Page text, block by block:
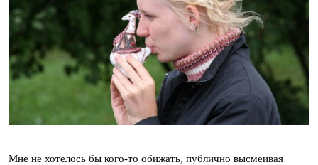
Мне не хотелось бы кого-то обижать, публично высмеивая